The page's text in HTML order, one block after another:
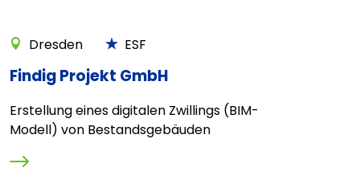
Dresden ESF
Findig Projekt GmbH
Erstellung eines digitalen Zwillings (BIM-
Modell) von Bestandsgebäuden